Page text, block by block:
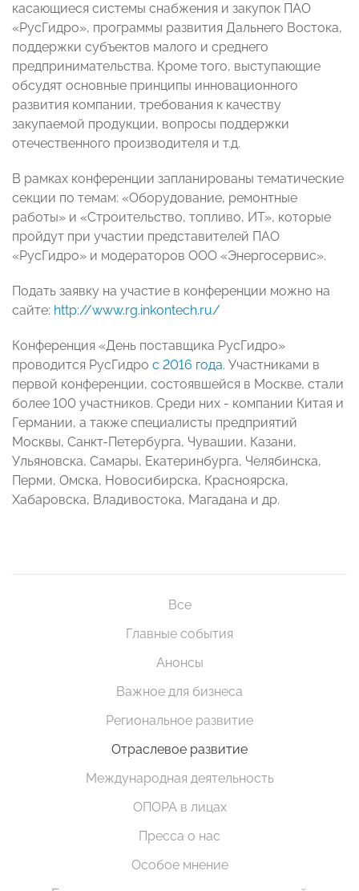
касающиеся системы снабжения и закупок ПАО
«РусГидро», программы развития Дальнего Востока,
поддержки субъектов малого и среднего
предпринимательства. Кроме того, выступающие
обсудят основные принципы инновационного
развития компании, требования к качеству
закупаемой продукции, вопросы поддержки
отечественного производителя и т.д.
В рамках конференции запланированы тематические
секции по темам: «Оборудование, ремонтные
работы» и «Строительство, топливо, ИТ», которые
пройдут при участии представителей ПАО
«РусГидро» и модераторов ООО «Энергосервис».
Подать заявку на участие в конференции можно на
сайте: http://www.rg.inkontech.ru/
Конференция «День поставщика РусГидро»
проводится РусГидро с 2016 года. Участниками в
первой конференции, состоявшейся в Москве, стали
более 100 участников. Среди них - компании Китая и
Германии, а также специалисты предприятий
Москвы, Санкт-Петербурга, Чувашии, Казани,
Ульяновска, Самары, Екатеринбурга, Челябинска,
Перми, Омска, Новосибирска, Красноярска,
Хабаровска, Владивостока, Магадана и др.
Все
Главные события
Анонсы
Важное для бизнеса
Региональное развитие
Отраслевое развитие
Международная деятельность
ОПОРА в лицах
Пресса о нас
Особое мнение